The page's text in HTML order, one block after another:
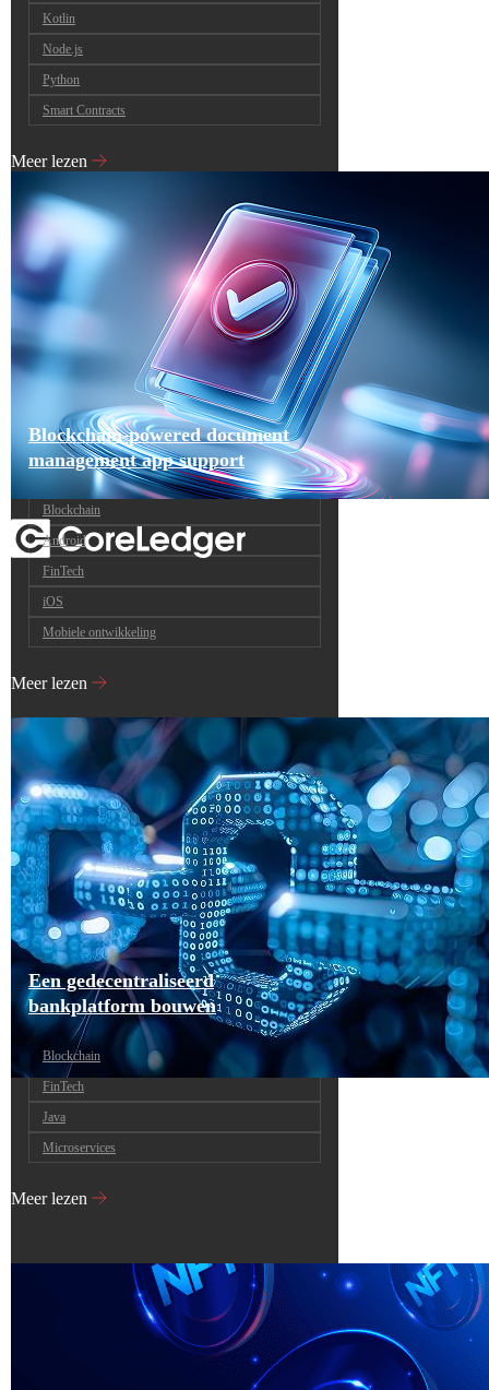
Kotlin
Node.js
Python
Smart Contracts
Meer lezen
Blockchain-powered document
management app support
Blockchain
Android
FinTech
iOS
Mobiele ontwikkeling
Meer lezen
Een gedecentraliseerd
bankplatform bouwen
Blockchain
FinTech
Java
Microservices
Meer lezen